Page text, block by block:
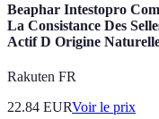
Beaphar Intestopro
La Consistance Des
Actif D Origine
Rakuten FR
22.84 EURVoir le prix